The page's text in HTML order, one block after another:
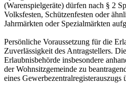
(Warenspielgeräte) dürfen nach § 2
Volksfesten, Schützenfesten oder
Jahrmärkten oder Spezialmärkten
Persönliche Voraussetzung für die
Zuverlässigkeit des Antragstellers.
Erlaubnisbehörde insbesondere
der Wohnsitzgemeinde zu
eines Gewerbezentralregisterauszugs